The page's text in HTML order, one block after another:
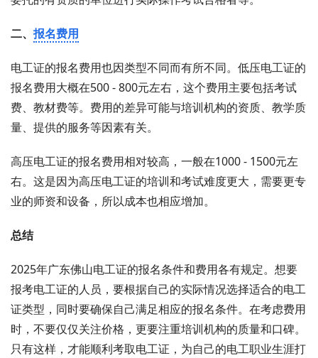
二、 报名费用
电工证的报名费用也因类型不同而有所不同。低压电工证的
报名费用大概在500 - 800元左右，这个费用主要包括考试
费、教材费等。费用的差异可能与培训机构的资质、教学质
量、提供的服务等因素有关。
高压电工证的报名费用相对较高，一般在1000 - 1500元左
右。这是因为高压电工证的培训和考试难度更大，需要更专
业的师资和设备，所以成本也相应增加。
总结
2025年广东佛山电工证的报名条件和费用各有规定。想要
报考电工证的人员，要根据自己的实际情况选择适合的电工
证类型，同时要确保自己满足相应的报名条件。在考虑费用
时，不要仅仅关注价格，更要注重培训机构的质量和口碑。
只有这样，才能顺利考取电工证，为自己的电工职业生涯打